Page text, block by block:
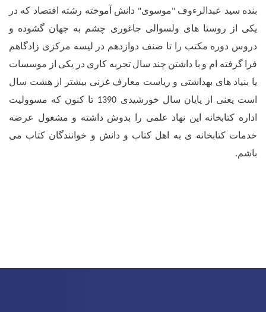
موسوی"دانش آموخته رشته اقتصاد که در
های ولسوالی جاغوری چشم به جهان گشوده و
مکتب را تا صنف دوازدهم در لیسه مرکزی زادگاهم
و داشتن چند سال تجربه کاری در یکی از موسسات
بهداشتی و ریاست معارف غزنی بیشتر از هشت سال
پایان سال خورشیدی1390تا کنون که
مسوولیت
این نهاد علمی را بدوش داشته و مشغول عرضه
ی به اهل کتاب و دانش و خوانندگان کتاب می